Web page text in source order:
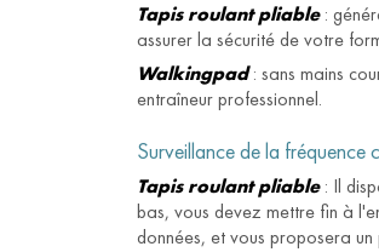
Tapis roulant pliable:
assurer la sécurité de votre
Walkingpad: sans mains
entraîneur professionnel.
Surveillance de la fréquence
Tapis roulant pliable: Il
bas, vous devez mettre fin à
données, et vous proposera